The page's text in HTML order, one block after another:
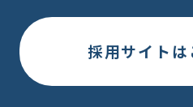
採用サイトは